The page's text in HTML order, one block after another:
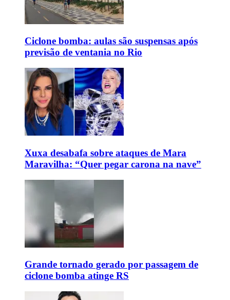
Ciclone bomba: aulas são suspensas após
previsão de ventania no Rio
Xuxa desabafa sobre ataques de Mara
Maravilha: “Quer pegar carona na nave”
Grande tornado gerado por passagem de
ciclone bomba atinge RS